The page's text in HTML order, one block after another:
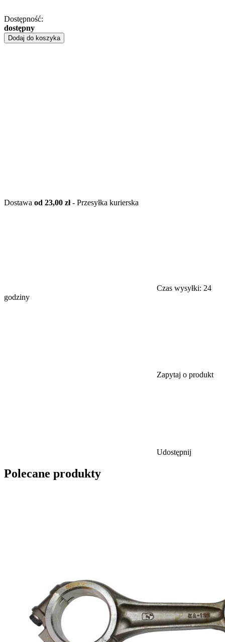
Dostępność:
dostępny
Dodaj do koszyka
Dostawa od 23,00 zł- Przesyłka kurierska
Czas wysyłki: 24
godziny
Zapytaj o produkt
Udostępnij
Polecane produkty